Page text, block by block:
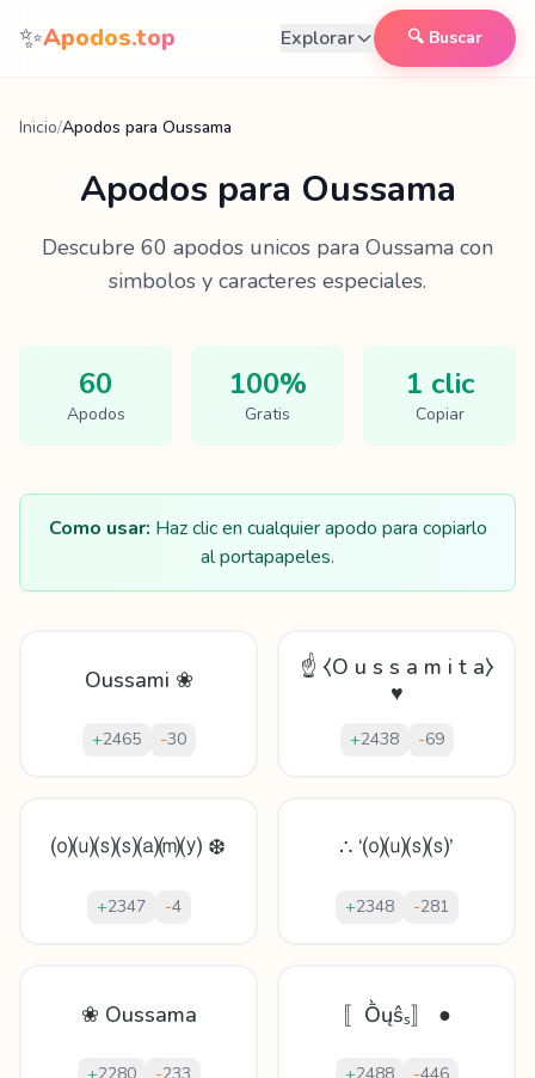
Saltar al contenido
✨Apodos.top Explorar 🔍 Buscar
Inicio/Apodos para Oussama
Apodos para Oussama
Descubre 60 apodos unicos para Oussama con
simbolos y caracteres especiales.
60
Apodos
100%
Gratis
1 clic
Copiar
Como usar: Haz clic en cualquier apodo para copiarlo
al portapapeles.
Oussami ❀
+2465 -30
☝ ⧼O u s s a m i t a⧽
♥
+2438 -69
⒪⒰⒮⒮⒜⒨⒴ ❆
+2347 -4
∴ ‘⒪⒰⒮⒮’
+2348 -281
❀ Oussama 〚Ṑųŝₛ〛 ●